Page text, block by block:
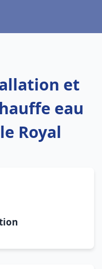
et
eau
Royal